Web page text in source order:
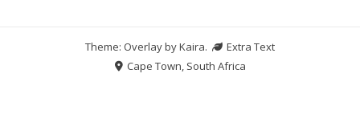
Theme: Overlay byKaira.
Extra Text
Cape Town, South Africa